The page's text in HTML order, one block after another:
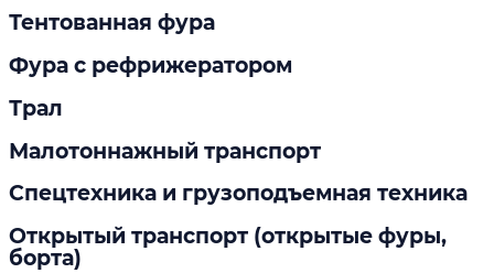
Тентованная фура
Фура с рефрижератором
Трал
Малотоннажный транспорт
Спецтехника и грузоподъемная техника
Открытый транспорт (открытые фуры,
борта)